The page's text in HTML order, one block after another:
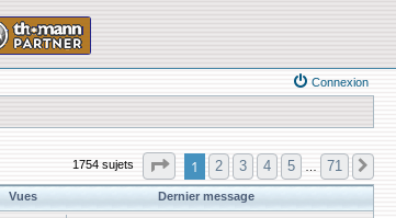
Connexion
1754 sujets Page sur71
1 2 3 4 5 71
Vues Dernier message